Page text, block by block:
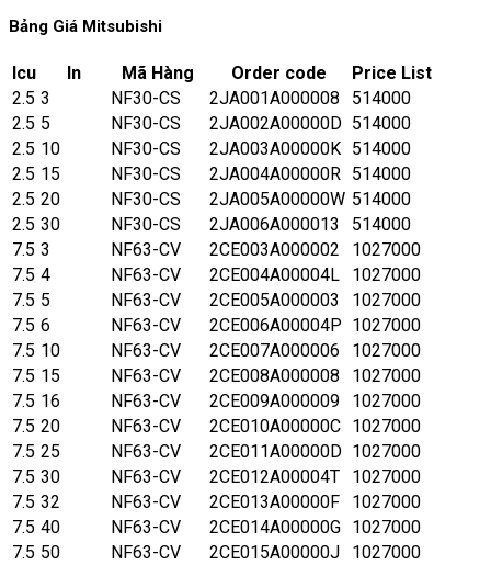
Bảng Giá Mitsubishi
Icu In Mã Hàng Order code
Price List
2.5 3 NF30-CS 2JA001A000008
514000
2.5 5 NF30-CS 2JA002A00000D 514000
2.5 10 NF30-CS 2JA003A00000K 514000
2.5 15 NF30-CS 2JA004A00000R 514000
2.5 20 NF30-CS 2JA005A00000W 514000
2.5 30 NF30-CS 2JA006A000013
514000
7.5 3 NF63-CV 2CE003A000002
1027000
7.5 4 NF63-CV 2CE004A00004L
1027000
7.5 5 NF63-CV 2CE005A000003
1027000
7.5 6 NF63-CV 2CE006A00004P 1027000
7.5 10 NF63-CV 2CE007A000006
1027000
7.5 15 NF63-CV 2CE008A000008
1027000
7.5 16 NF63-CV 2CE009A000009
1027000
7.5 20 NF63-CV 2CE010A00000C 1027000
7.5 25 NF63-CV 2CE011A00000D 1027000
7.5 30 NF63-CV 2CE012A00004T
1027000
7.5 32 NF63-CV 2CE013A00000F
1027000
7.5 40 NF63-CV 2CE014A00000G 1027000
7.5 50 NF63-CV 2CE015A00000J
1027000